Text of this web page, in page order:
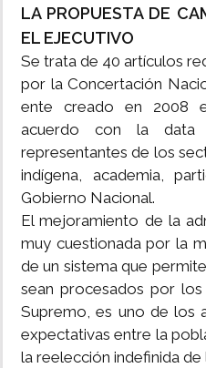
LA PROPUESTA DE
EL EJECUTIVO
Se trata de 40 artículos
por la Concertación
ente creado en 2008
acuerdo con la data
representantes de los
indígena, academia,
Gobierno Nacional.
El mejoramiento de la
muy cuestionada por la
de un sistema que
sean procesados por
Supremo, es uno de los
expectativas entre la
la reelección indefinida